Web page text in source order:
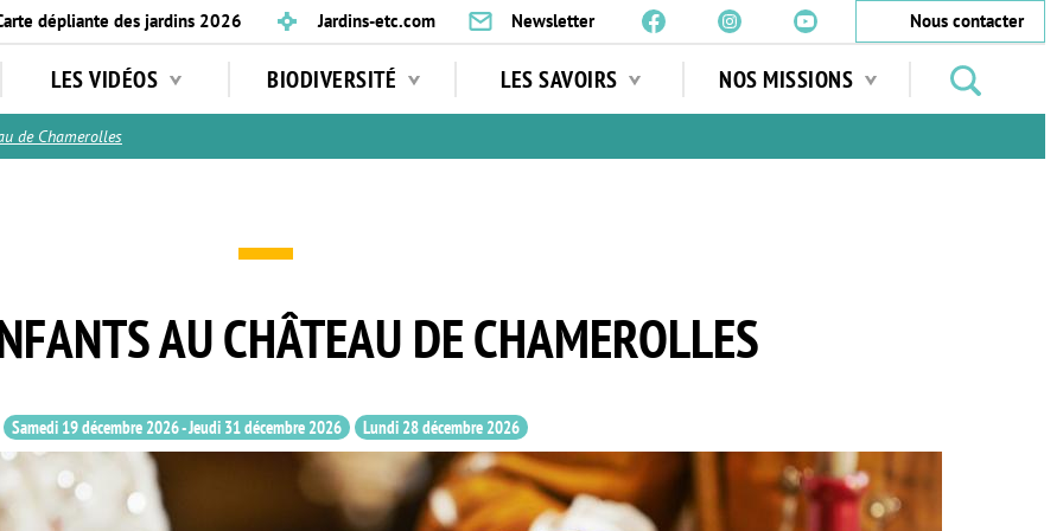
dépliante des jardins 2026 Jardins-etc.com Newsletter
Nous contacter
LES VIDÉOS BIODIVERSITÉ LES SAVOIRS NOS MISSIONS
jardins
de Chamerolles
AU CHÂTEAU DE CHAMEROLLES
Samedi 19 décembre 2026-Jeudi 31 décembre 2026 Lundi 28 décembre 2026